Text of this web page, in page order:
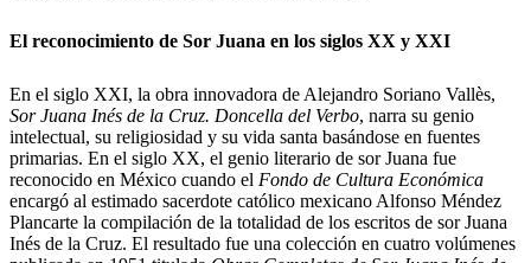
El reconocimiento de Sor Juana en los siglos XX y XXI
En el siglo XXI, la obra innovadora de Alejandro Soriano Vallès,
Sor Juana Inés de la Cruz. Doncella del Verbo, narra su genio
intelectual, su religiosidad y su vida santa basándose en fuentes
primarias. En el siglo XX, el genio literario de sor Juana fue
reconocido en México cuando el Fondo de Cultura Económica
encargó al estimado sacerdote católico mexicano Alfonso Méndez
Plancarte la compilación de la totalidad de los escritos de sor Juana
Inés de la Cruz. El resultado fue una colección en cuatro volúmenes